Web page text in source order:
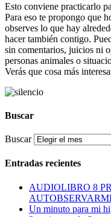
Esto conviene practicarlo
Para eso te propongo que
observes lo que hay
hacer también contigo.
sin comentarios, juicios ni
personas animales o
Verás que cosa más
Buscar
Buscar
Entradas recientes
AUDIOLIBRO 8
Un minuto para mi